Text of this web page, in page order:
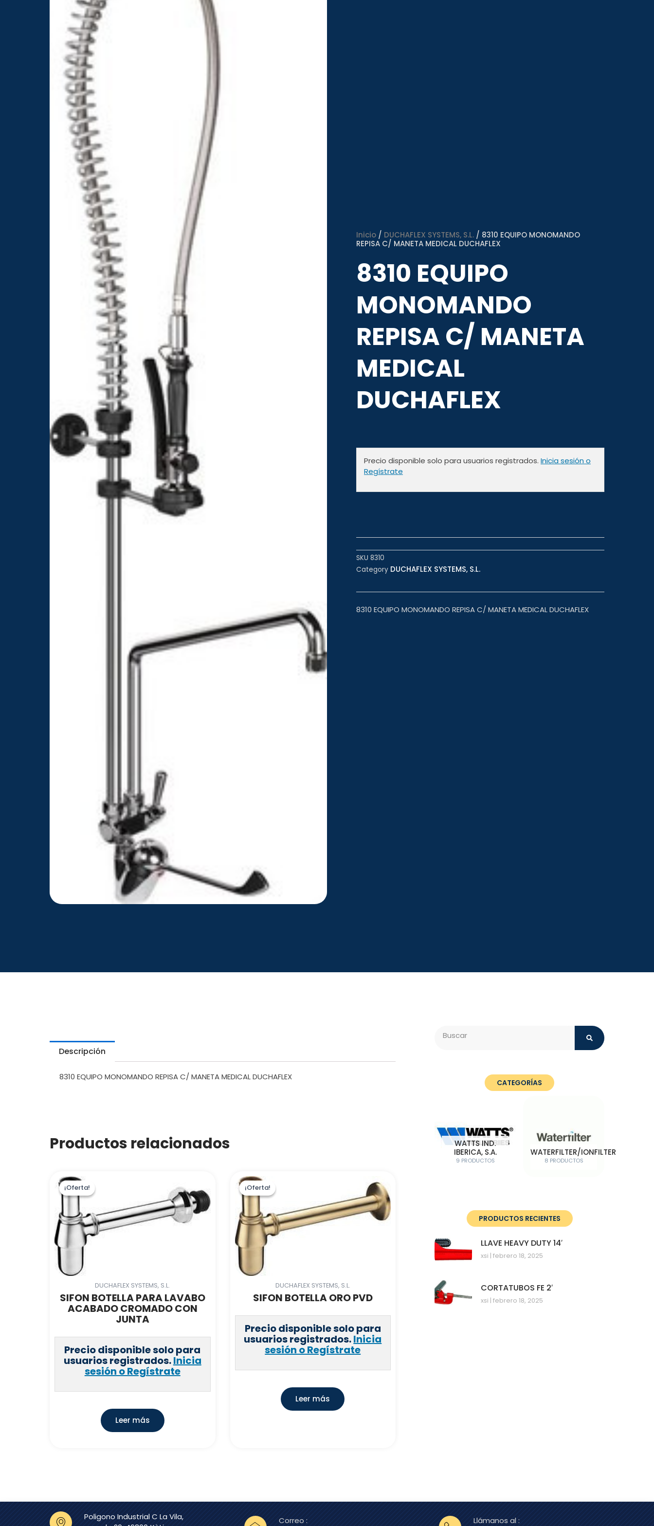
Inicio / DUCHAFLEX SYSTEMS, S.L. / 8310 EQUIPO MONOMANDO
REPISA C/ MANETA MEDICAL DUCHAFLEX
8310 EQUIPO
MONOMANDO
REPISA C/ MANETA
MEDICAL
DUCHAFLEX
Precio disponible solo para usuarios registrados. Inicia sesión o
Regístrate
SKU 8310
Category DUCHAFLEX SYSTEMS, S.L.
8310 EQUIPO MONOMANDO REPISA C/ MANETA MEDICAL DUCHAFLEX
Descripción
8310 EQUIPO MONOMANDO REPISA C/ MANETA MEDICAL DUCHAFLEX
Productos relacionados
¡Oferta!
¡Oferta!
DUCHAFLEX SYSTEMS, S.L.
SIFON BOTELLA PARA LAVABO
ACABADO CROMADO CON
JUNTA
Precio disponible solo para
usuarios registrados.Inicia
sesión o Regístrate
Leer más
¡Oferta!
¡Oferta!
DUCHAFLEX SYSTEMS, S.L.
SIFON BOTELLA ORO PVD
Precio disponible solo para
usuarios registrados.Inicia
sesión o Regístrate
Leer más
CATEGORÍAS
WATTS IND.
IBERICA, S.A.
9 PRODUCTOS
WATERFILTER/IONFILTER
8 PRODUCTOS
PRODUCTOS RECIENTES
LLAVE HEAVY DUTY 14′
xsi febrero 18, 2025
CORTATUBOS FE 2′
xsi febrero 18, 2025
Poligono Industrial C La Vila,
Correo : Llámanos al :